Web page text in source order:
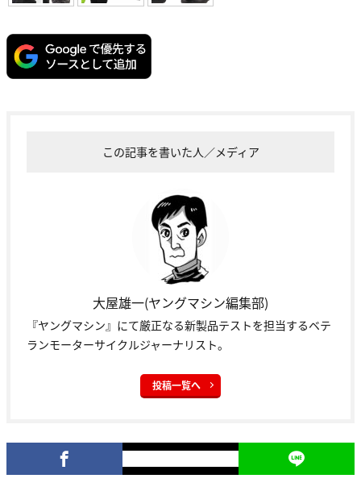
この記事を書いた人／メディア
大屋雄一(ヤングマシン編集部)
『ヤングマシン』にて厳正なる新製品テストを担当するベテ
ランモーターサイクルジャーナリスト。
投稿一覧へ